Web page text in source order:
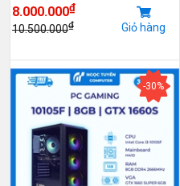
8.000.000₫
10.500.000₫ Giỏ hàng
-30%